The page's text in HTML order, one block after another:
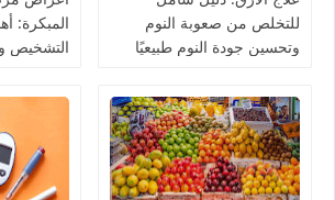
للتخلص من صعوبة النوم
وتحسين جودة النوم طبيعيًا
المبكرة:
التشخيص